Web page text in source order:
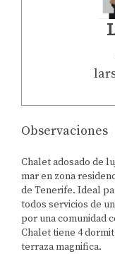
Observaciones
Chalet adosado de
mar en zona
de Tenerife. Ideal
todos servicios de
por una comunidad
Chalet tiene 4
terraza magnifica.